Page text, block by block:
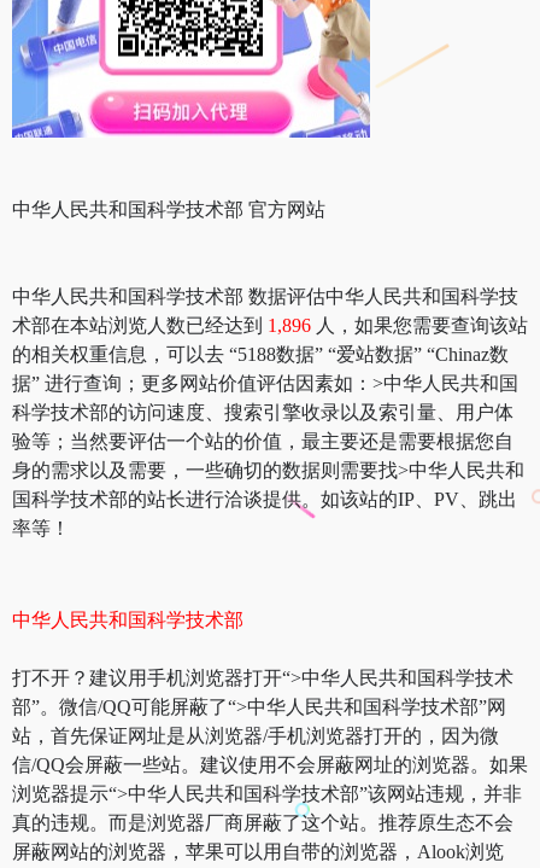
中华人民共和国科学技术部 官方网站
中华人民共和国科学技术部 数据评估中华人民共和国科学技
术部在本站浏览人数已经达到 1,896 人，如果您需要查询该站
的相关权重信息，可以去 “5188数据” “爱站数据” “Chinaz数
据” 进行查询；更多网站价值评估因素如：>中华人民共和国
科学技术部的访问速度、搜索引擎收录以及索引量、用户体
验等；当然要评估一个站的价值，最主要还是需要根据您自
身的需求以及需要，一些确切的数据则需要找>中华人民共和
国科学技术部的站长进行洽谈提供。如该站的IP、PV、跳出
率等！
中华人民共和国科学技术部
打不开？建议用手机浏览器打开“>中华人民共和国科学技术
部”。微信/QQ可能屏蔽了“>中华人民共和国科学技术部”网
站，首先保证网址是从浏览器/手机浏览器打开的，因为微
信/QQ会屏蔽一些站。建议使用不会屏蔽网址的浏览器。如果
浏览器提示“>中华人民共和国科学技术部”该网站违规，并非
真的违规。而是浏览器厂商屏蔽了这个站。推荐原生态不会
屏蔽网站的浏览器，苹果可以用自带的浏览器，Alook浏览